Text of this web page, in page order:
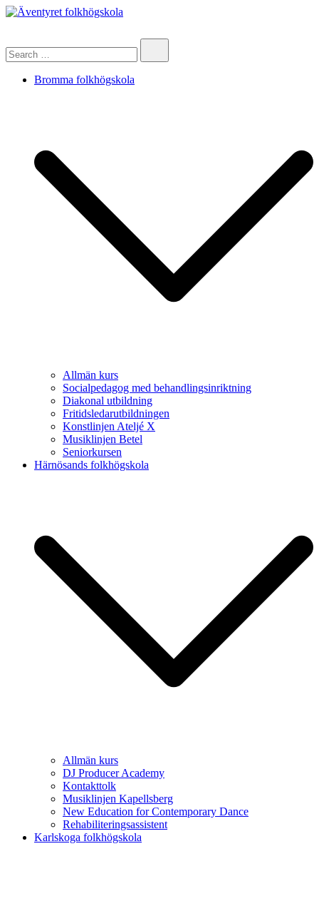
Skip
Bromma folkhögskola
Allmän kurs
Socialpedagog med behandlingsinriktning
Diakonal utbildning
Fritidsledarutbildningen
Konstlinjen Ateljé X
Musiklinjen Betel
Seniorkursen
Härnösands folkhögskola
Allmän kurs
DJ Producer Academy
Kontakttolk
Musiklinjen Kapellsberg
New Education for Contemporary Dance
Rehabiliteringsassistent
Karlskoga folkhögskola